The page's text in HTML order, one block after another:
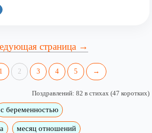
страница →
1 2 3 4 5 →
Поздравлений: 82 в стихах (47 коротких)
с беременностью
месяц отношений